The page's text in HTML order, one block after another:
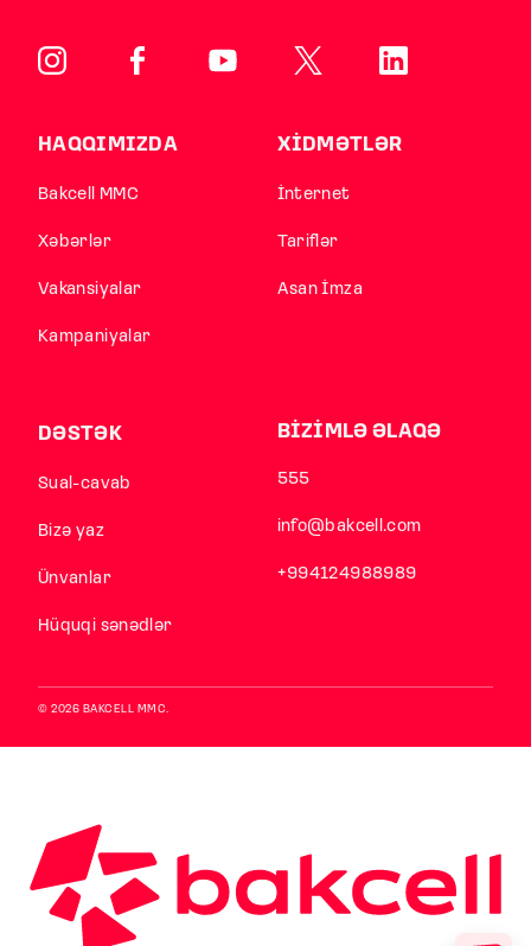
HAQQIMIZDA
Bakcell MMC
Xəbərlər
Vakansiyalar
Kampaniyalar
XİDMƏTLƏR
İnternet
Tariflər
Asan İmza
DƏSTƏK
Sual-cavab
Bizə yaz
Ünvanlar
Hüquqi sənədlər
BİZİMLƏ ƏLAQƏ
555
info@bakcell.com
+994124988989
© 2026 BAKCELL MMC.